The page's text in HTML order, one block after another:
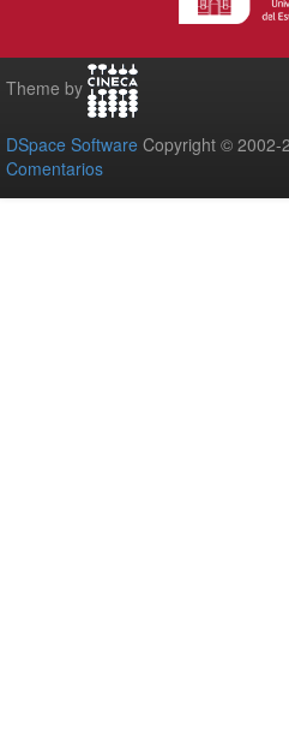
Theme by
DSpace Software Copyright © 2002-
Comentarios